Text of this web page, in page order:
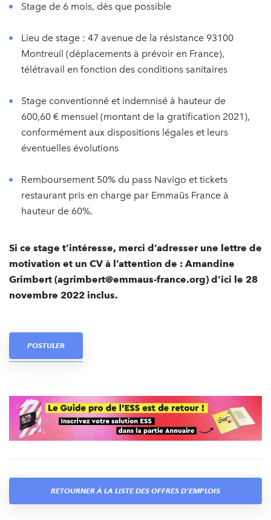
Stage de 6 mois, dès que possible
Lieu de stage : 47 avenue de la résistance 93100
Montreuil (déplacements à prévoir en France),
télétravail en fonction des conditions sanitaires
Stage conventionné et indemnisé à hauteur de
600,60 € mensuel (montant de la gratification 2021),
conformément aux dispositions légales et leurs
éventuelles évolutions
Remboursement 50% du pass Navigo et tickets
restaurant pris en charge par Emmaüs France à
hauteur de 60%.
Si ce stage t’intéresse, merci d’adresser une lettre de
motivation et un CV à l’attention de : Amandine
Grimbert (agrimbert@emmaus-france.org) d’ici le 28
novembre 2022 inclus.
POSTULER
RETOURNER À LA LISTE DES OFFRES D'EMPLOIS